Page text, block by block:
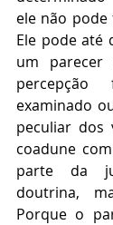
ele não pode
Ele pode até
um parecer
examinado
peculiar dos
coadune
parte da
doutrina,
Porque o